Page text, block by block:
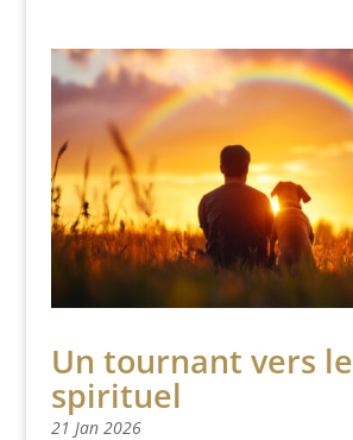
Un tournant vers le
spirituel
21 Jan 2026